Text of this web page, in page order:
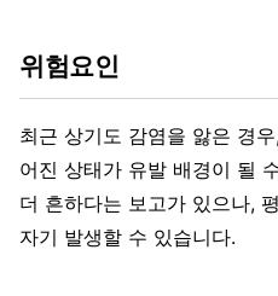
위험요인
최근 상기도 감염을 앓은 경
어진 상태가 유발 배경이 될
더 흔하다는 보고가 있으나,
자기 발생할 수 있습니다.